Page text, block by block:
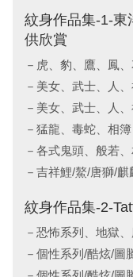
紋身作品集-1-東
供欣賞
虎、豹、鷹、鳳
美女、武士、人
美女、武士、人
猛龍、毒蛇、相簿
各式鬼頭、般若
吉祥鯉/鰲/唐獅/麒
紋身作品集-2-
恐怖系列、地獄
個性系列/酷炫/圖